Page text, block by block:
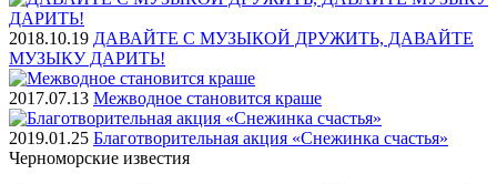
2018.10.19 ДАВАЙТЕ С МУЗЫКОЙ ДРУЖИТЬ, ДАВАЙТЕ
МУЗЫКУ ДАРИТЬ!
2017.07.13 Межводное становится краше
2019.01.25 Благотворительная акция «Снежинка счастья»
Черноморские известия